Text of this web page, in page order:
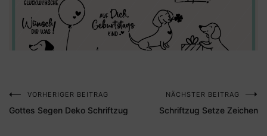
Beitragsnavigation
VORHERIGER BEITRAG
Gottes Segen Deko Schriftzug
NÄCHSTER BEITRAG
Schriftzug Setze Zeichen